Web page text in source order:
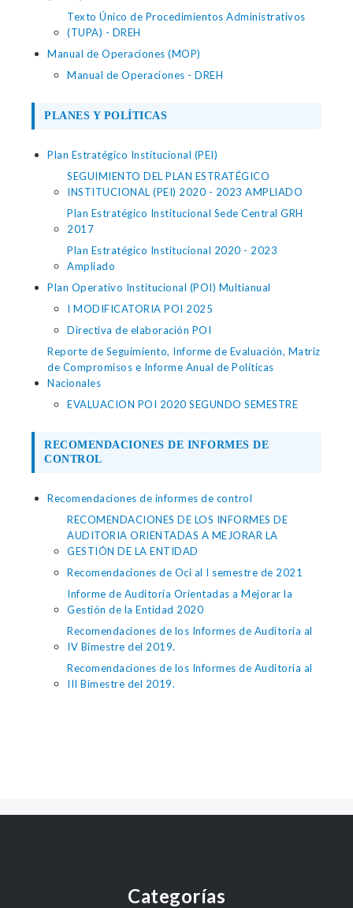
Texto Único de Procedimientos Administrativos
(TUPA) - DREH
Manual de Operaciones (MOP)
Manual de Operaciones - DREH
PLANES Y POLÍTICAS
Plan Estratégico Institucional (PEI)
SEGUIMIENTO DEL PLAN ESTRATÉGICO
INSTITUCIONAL (PEI) 2020 - 2023 AMPLIADO
Plan Estratégico Institucional Sede Central GRH
2017
Plan Estratégico Institucional 2020 - 2023
Ampliado
Plan Operativo Institucional (POI) Multianual
I MODIFICATORIA POI 2025
Directiva de elaboración POI
Reporte de Seguimiento, Informe de Evaluación, Matriz
de Compromisos e Informe Anual de Políticas
Nacionales
EVALUACION POI 2020 SEGUNDO SEMESTRE
RECOMENDACIONES DE INFORMES DE
CONTROL
Recomendaciones de informes de control
RECOMENDACIONES DE LOS INFORMES DE
AUDITORIA ORIENTADAS A MEJORAR LA
GESTIÓN DE LA ENTIDAD
Recomendaciones de Oci al I semestre de 2021
Informe de Auditoria Orientadas a Mejorar la
Gestión de la Entidad 2020
Recomendaciones de los Informes de Auditoria al
IV Bimestre del 2019.
Recomendaciones de los Informes de Auditoria al
III Bimestre del 2019.
Categorías